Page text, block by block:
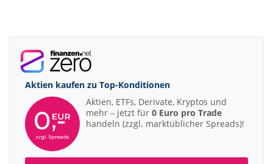
07.08.26
RENK Kaufen
07.08.26
SGL Carbon Hold
Scout24 Kaufen
07.08.26
Allianz Hold
07.08.26
Merck Market-Perform
07.08.26
Allianz Sector Perform
Aktien kaufen zu Top-Konditionen
Aktien, ETFs, Derivate, Kryptos und
mehr – jetzt für 0 Euro pro Trade
handeln (zzgl. marktüblicher Spreads)!